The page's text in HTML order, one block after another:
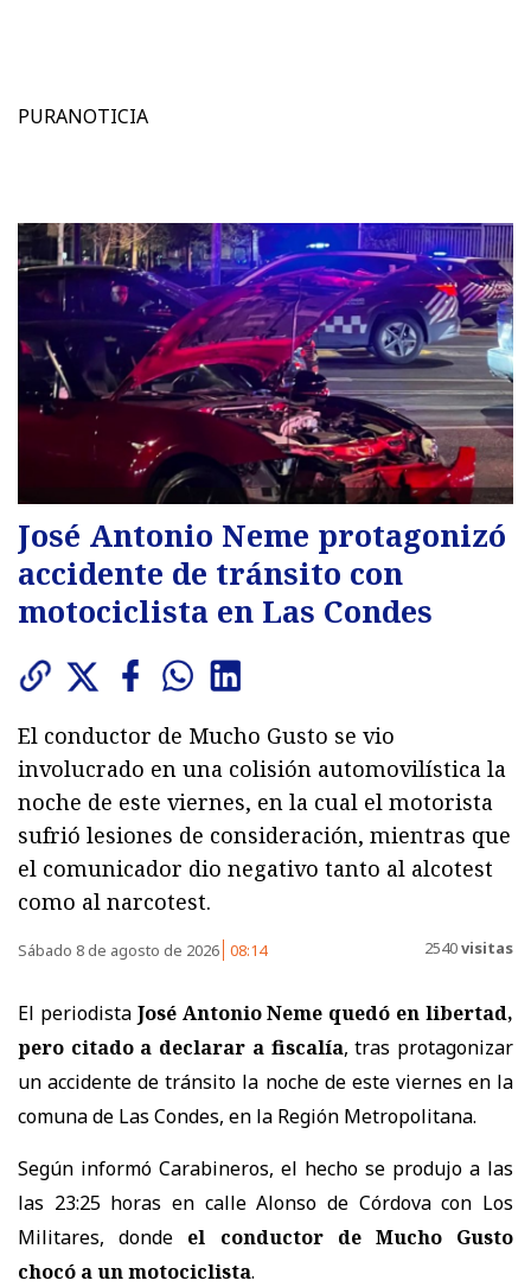
PURANOTICIA
José Antonio Neme protagonizó
accidente de tránsito con
motociclista en Las Condes
El conductor de Mucho Gusto se vio
involucrado en una colisión automovilística la
noche de este viernes, en la cual el motorista
sufrió lesiones de consideración, mientras que
el comunicador dio negativo tanto al alcotest
como al narcotest.
Sábado 8 de agosto de 2026 08:14 2540visitas
El periodista José Antonio Neme quedó en libertad,
pero citado a declarar a fiscalía, tras protagonizar
un accidente de tránsito la noche de este viernes en la
comuna de Las Condes, en la Región Metropolitana.
Según informó Carabineros, el hecho se produjo a las
las 23:25 horas en calle Alonso de Córdova con Los
Militares, donde el conductor de Mucho Gusto
chocó a un motociclista.